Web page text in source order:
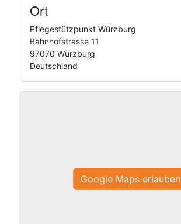
Ort
Pflegestützpunkt Würzburg
Bahnhofstrasse 11
97070 Würzburg
Deutschland
Google Maps erlauben